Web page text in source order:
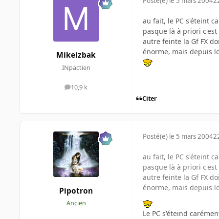
Mikeizbak
INpactien
10,9 k
messages
au fait, le PC s'éteint
pasque là à priori
autre feinte la Gf FX
énorme, mais depuis
Citer
Pipotron
Ancien
Posté(e) le 5 mars 2004
au fait, le PC s'éteint
pasque là à priori
autre feinte la Gf FX
énorme, mais depuis
Le PC s'éteind